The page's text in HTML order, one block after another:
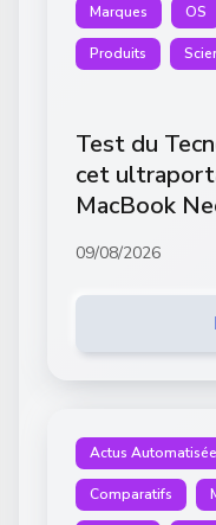
Marques OS
Produits
Test du
cet
MacBook
09/08/2026
Actus
Comparatifs